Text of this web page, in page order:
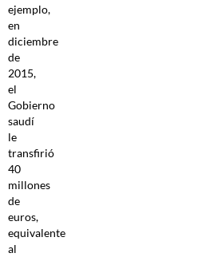
ejemplo,
en
diciembre
de
2015,
el
Gobierno
saudí
le
transfirió
40
millones
de
euros,
equivalente
al